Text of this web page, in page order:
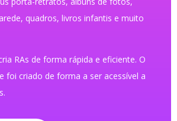
quadros, livros infantis e muito
RAs de forma rápida e eficiente. O
foi criado de forma a ser acessível a